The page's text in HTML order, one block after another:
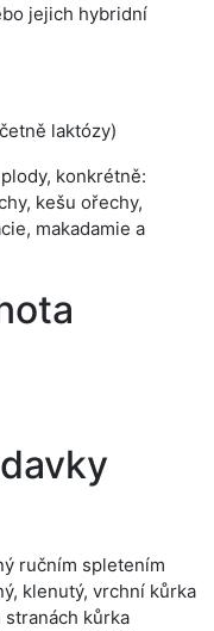
jejich hybridní
laktózy)
konkrétně:
kešu ořechy,
makadamie a
ručním spletením
klenutý, vrchní kůrka
stranách kůrka